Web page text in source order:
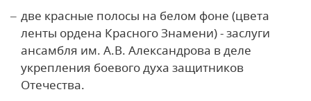
две красные полосы на белом фоне (цвета
ленты ордена Красного Знамени) - заслуги
ансамбля им. А.В. Александрова в деле
укрепления боевого духа защитников
Отечества.